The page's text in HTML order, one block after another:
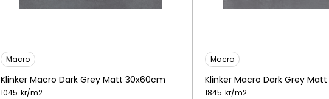
Macro
Klinker Macro Dark Grey Matt 30x60cm
1045 kr/m2
Macro
Klinker Macro Dark Grey
1845 kr/m2